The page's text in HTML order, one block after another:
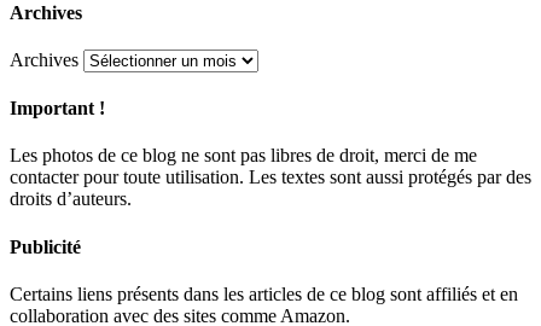
Archives
Archives
Important !
Les photos de ce blog ne sont pas libres de droit, merci de me
contacter pour toute utilisation. Les textes sont aussi protégés par des
droits d’auteurs.
Publicité
Certains liens présents dans les articles de ce blog sont affiliés et en
collaboration avec des sites comme Amazon.